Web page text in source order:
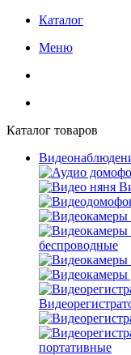
Каталог
Меню
Каталог товаров
беспроводные
портативные